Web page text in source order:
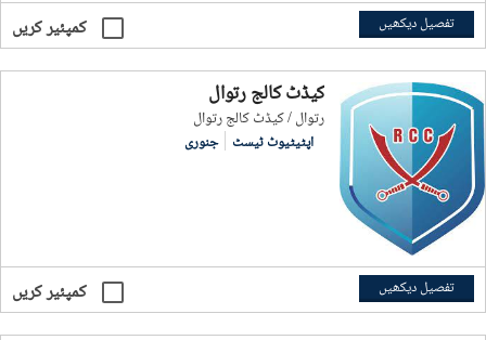
کمپئیر کریں تفصیل دیکھیں
کیڈٹ کالج رتوال
رتوال / کیڈٹ کالج رتوال
اپٹیٹیوٹ ٹیسٹ جنوری
کمپئیر کریں تفصیل دیکھیں